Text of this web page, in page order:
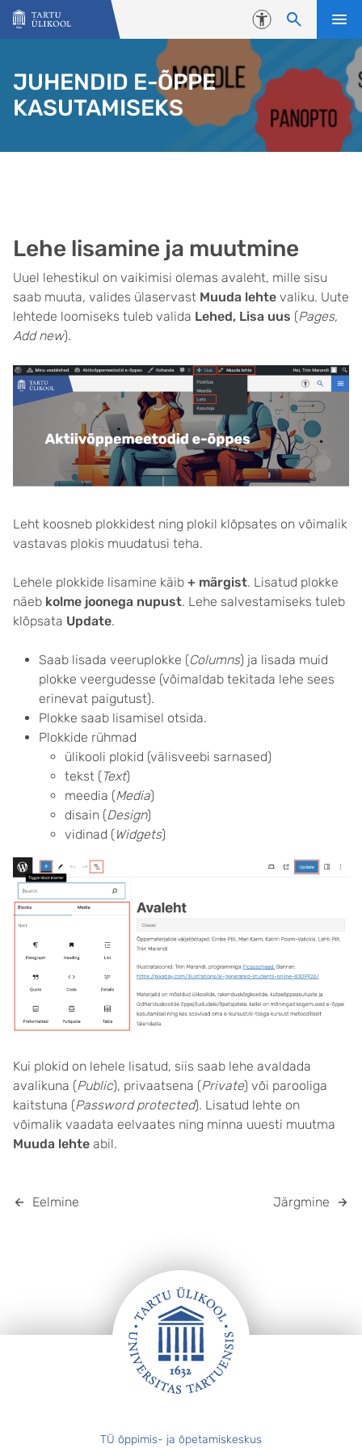
Liigu edasi põhisisu juurde
Juurdepääsetavus
JUHENDID E-ÕPPE
KASUTAMISEKS
Lehe lisamine ja muutmine
Uuel lehestikul on vaikimisi olemas avaleht, mille sisu
saab muuta, valides ülaservast Muuda lehte valiku. Uute
lehtede loomiseks tuleb valida Lehed, Lisa uus (Pages,
Add new).
Leht koosneb plokkidest ning plokil klõpsates on võimalik
vastavas plokis muudatusi teha.
Lehele plokkide lisamine käib + märgist. Lisatud plokke
näeb kolme joonega nupust. Lehe salvestamiseks tuleb
klõpsata Update.
Saab lisada veeruplokke (Columns) ja lisada muid
plokke veergudesse (võimaldab tekitada lehe sees
erinevat paigutust).
Plokke saab lisamisel otsida.
Plokkide rühmad
ülikooli plokid (välisveebi sarnased)
tekst (Text)
meedia (Media)
disain (Design)
vidinad (Widgets)
Kui plokid on lehele lisatud, siis saab lehe avaldada
avalikuna (Public), privaatsena (Private) või parooliga
kaitstuna (Password protected). Lisatud lehte on
võimalik vaadata eelvaates ning minna uuesti muutma
Muuda lehte abil.
Eelmine Järgmine
TÜ õppimis- ja õpetamiskeskus